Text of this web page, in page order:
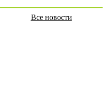
Все новости